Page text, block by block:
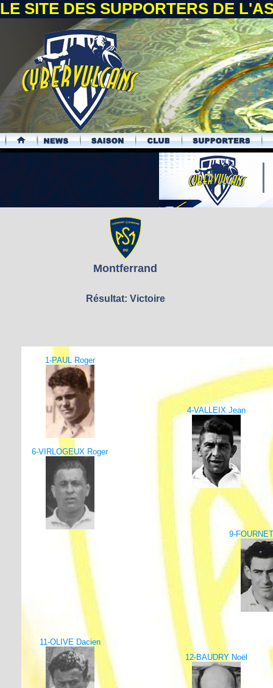
LE SITE DES SUPPORTERS DE
.
Montferrand
Résultat: Victoire
1-PAUL Roger
4-VALLEIX Jean
6-VIRLOGEUX Roger
9-
11-OLIVE Dacien
12-BAUDRY Noël